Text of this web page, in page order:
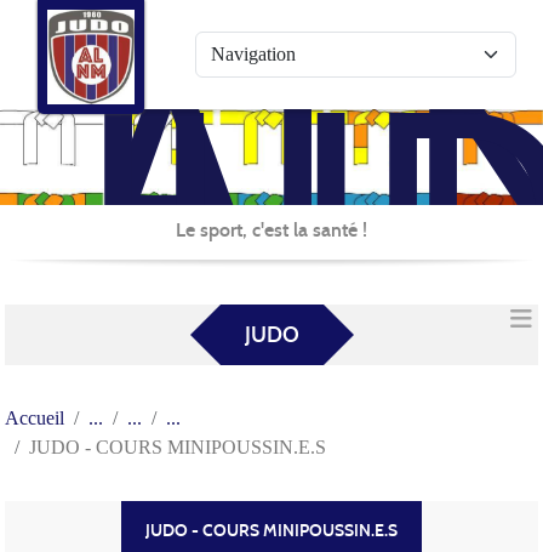
Le sport, c'est la santé !
JUDO
Accueil
JUDO - COURS MINIPOUSSIN.E.S
JUDO - COURS MINIPOUSSIN.E.S
Panneau de gestion des cookies